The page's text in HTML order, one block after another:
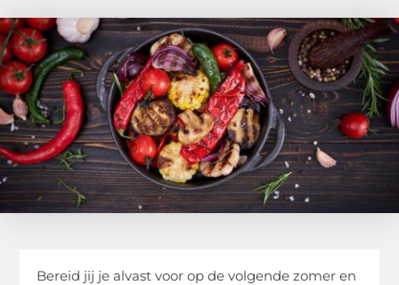
Bereid jij je alvast voor op de volgende zomer en